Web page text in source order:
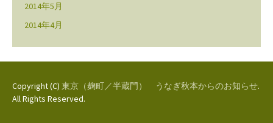
2014年5月
2014年4月
Copyright (C) 東京（麹町／半蔵門） うなぎ秋本からのお知らせ.
All Rights Reserved.